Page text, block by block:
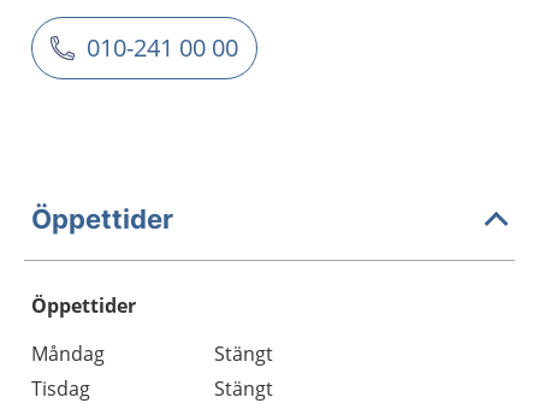
010-241 00 00
Öppettider
Öppettider
Dag
Öppettider
Kommentarer
Måndag
Stängt
Tisdag
Stängt